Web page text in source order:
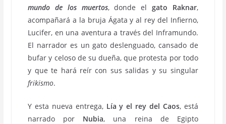
mundo de los muertos, donde el gato Raknar,
acompañará a la bruja Ágata y al rey del Infierno,
Lucifer, en una aventura a través del Inframundo.
El narrador es un gato deslenguado, cansado de
bufar y celoso de su dueña, que protesta por todo
y que te hará reír con sus salidas y su singular
frikismo.
Y esta nueva entrega, Lía y el rey del Caos, está
narrado por Nubia, una reina de Egipto